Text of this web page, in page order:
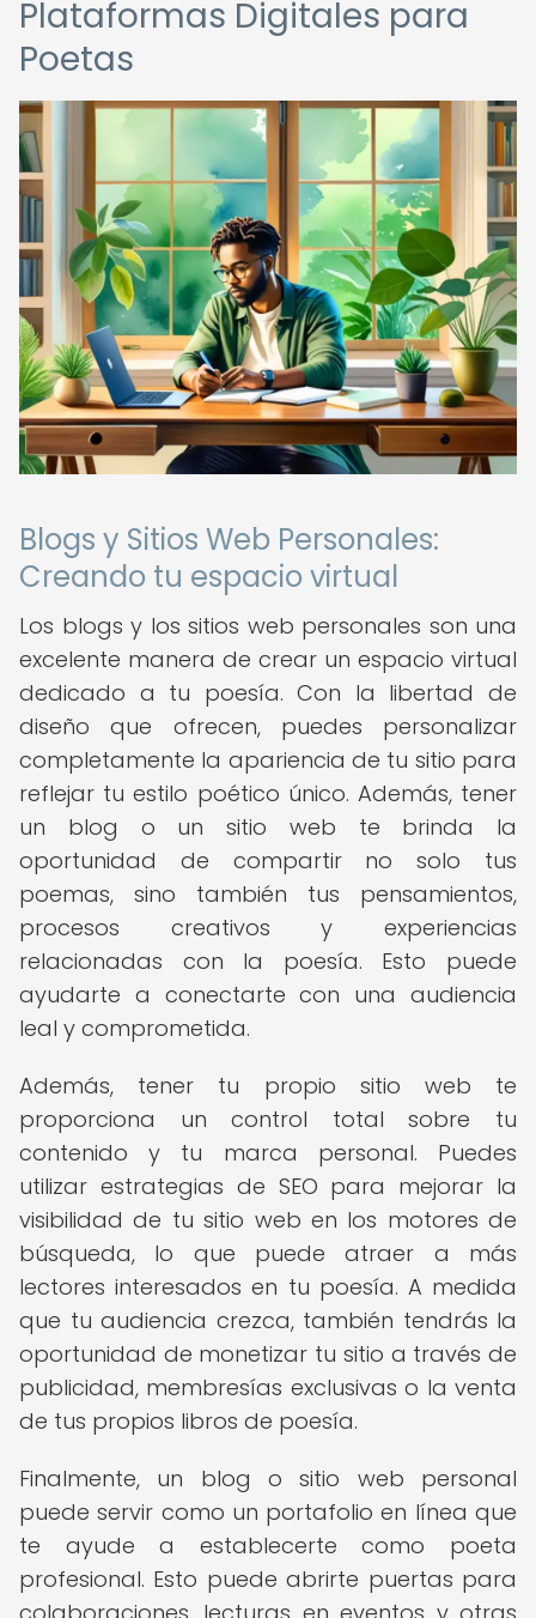
Plataformas Digitales para
Poetas
Blogs y Sitios Web Personales:
Creando tu espacio virtual
Los blogs y los sitios web personales son una
excelente manera de crear un espacio virtual
dedicado a tu poesía. Con la libertad de
diseño que ofrecen, puedes personalizar
completamente la apariencia de tu sitio para
reflejar tu estilo poético único. Además, tener
un blog o un sitio web te brinda la
oportunidad de compartir no solo tus
poemas, sino también tus pensamientos,
procesos creativos y experiencias
relacionadas con la poesía. Esto puede
ayudarte a conectarte con una audiencia
leal y comprometida.
Además, tener tu propio sitio web te
proporciona un control total sobre tu
contenido y tu marca personal. Puedes
utilizar estrategias de SEO para mejorar la
visibilidad de tu sitio web en los motores de
búsqueda, lo que puede atraer a más
lectores interesados en tu poesía. A medida
que tu audiencia crezca, también tendrás la
oportunidad de monetizar tu sitio a través de
publicidad, membresías exclusivas o la venta
de tus propios libros de poesía.
Finalmente, un blog o sitio web personal
puede servir como un portafolio en línea que
te ayude a establecerte como poeta
profesional. Esto puede abrirte puertas para